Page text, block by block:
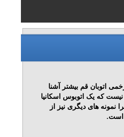
۰۹۹۱۹۷۳۳۳۵۰
و زخمی اتوبان قم بیشتر آشنا
نیست که یک اتوبوس اسکانیا
نمونه های دیگری نیز از
است.